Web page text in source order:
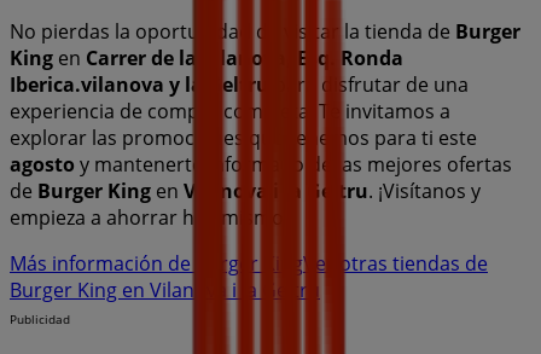
No pierdas la oportunidad de visitar la tienda de Burger
King en Carrer de la Vilanova, Esq. Ronda
Iberica.vilanova y la Geltru
para disfrutar de una
experiencia de compra completa. Te invitamos a
explorar las promociones que tenemos para ti este
agosto y mantenerte informado de las mejores ofertas
de Burger King en Vilanova i la Geltru. ¡Visítanos y
empieza a ahorrar hoy mismo!
Más información de Burger KingVer otras tiendas de
Burger King en Vilanova i la Geltru
Publicidad